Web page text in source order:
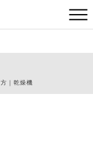
｜乾燥機